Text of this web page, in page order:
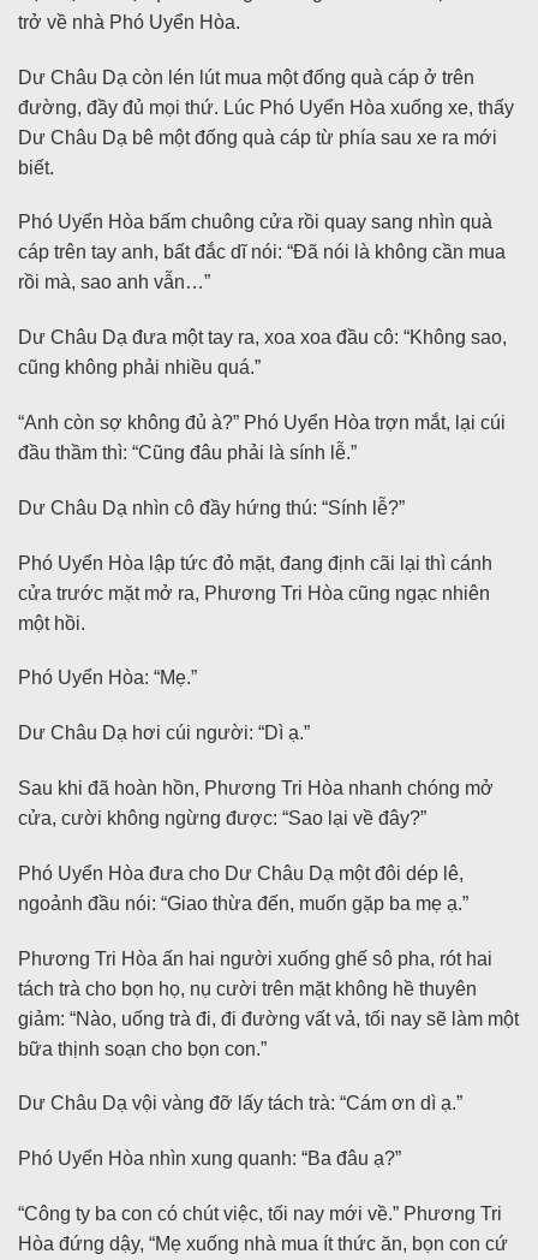
trở về nhà Phó Uyển Hòa.
Dư Châu Dạ còn lén lút mua một đống quà cáp ở trên
đường, đầy đủ mọi thứ. Lúc Phó Uyển Hòa xuống xe, thấy
Dư Châu Dạ bê một đống quà cáp từ phía sau xe ra mới
biết.
Phó Uyển Hòa bấm chuông cửa rồi quay sang nhìn quà
cáp trên tay anh, bất đắc dĩ nói: “Đã nói là không cần mua
rồi mà, sao anh vẫn…”
Dư Châu Dạ đưa một tay ra, xoa xoa đầu cô: “Không sao,
cũng không phải nhiều quá.”
“Anh còn sợ không đủ à?” Phó Uyển Hòa trợn mắt, lại cúi
đầu thầm thì: “Cũng đâu phải là sính lễ.”
Dư Châu Dạ nhìn cô đầy hứng thú: “Sính lễ?”
Phó Uyển Hòa lập tức đỏ mặt, đang định cãi lại thì cánh
cửa trước mặt mở ra, Phương Tri Hòa cũng ngạc nhiên
một hồi.
Phó Uyển Hòa: “Mẹ.”
Dư Châu Dạ hơi cúi người: “Dì ạ.”
Sau khi đã hoàn hồn, Phương Tri Hòa nhanh chóng mở
cửa, cười không ngừng được: “Sao lại về đây?”
Phó Uyển Hòa đưa cho Dư Châu Dạ một đôi dép lê,
ngoảnh đầu nói: “Giao thừa đến, muốn gặp ba mẹ ạ.”
Phương Tri Hòa ấn hai người xuống ghế sô pha, rót hai
tách trà cho bọn họ, nụ cười trên mặt không hề thuyên
giảm: “Nào, uống trà đi, đi đường vất vả, tối nay sẽ làm một
bữa thịnh soạn cho bọn con.”
Dư Châu Dạ vội vàng đỡ lấy tách trà: “Cám ơn dì ạ.”
Phó Uyển Hòa nhìn xung quanh: “Ba đâu ạ?”
“Công ty ba con có chút việc, tối nay mới về.” Phương Tri
Hòa đứng dậy, “Mẹ xuống nhà mua ít thức ăn, bọn con cứ